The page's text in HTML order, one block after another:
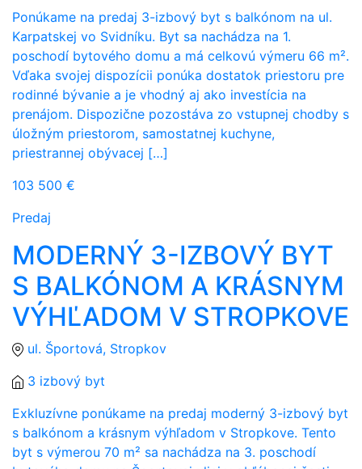
Ponúkame na predaj 3-izbový byt s balkónom na ul.
Karpatskej vo Svidníku. Byt sa nachádza na 1.
poschodí bytového domu a má celkovú výmeru 66 m².
Vďaka svojej dispozícii ponúka dostatok priestoru pre
rodinné bývanie a je vhodný aj ako investícia na
prenájom. Dispozične pozostáva zo vstupnej chodby s
úložným priestorom, samostatnej kuchyne,
priestrannej obývacej […]
103 500 €
Predaj
MODERNÝ 3-IZBOVÝ BYT
S BALKÓNOM A KRÁSNYM
VÝHĽADOM V STROPKOVE
ul. Športová, Stropkov
3 izbový byt
Exkluzívne ponúkame na predaj moderný 3-izbový byt
s balkónom a krásnym výhľadom v Stropkove. Tento
byt s výmerou 70 m² sa nachádza na 3. poschodí